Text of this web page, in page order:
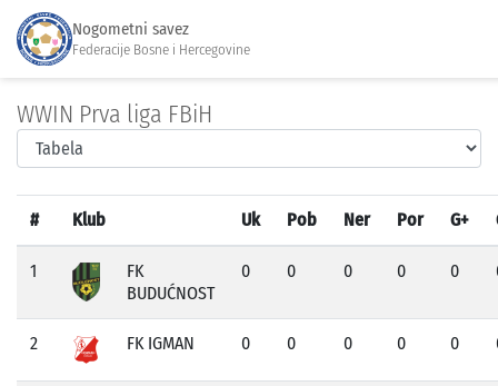
Nogometni savez
Federacije Bosne i Hercegovine
WWIN Prva liga FBiH
# Klub Uk Pob Ner Por G+
1
FK
BUDUĆNOST
0 0 0 0 0
2 FK IGMAN 0 0 0 0 0